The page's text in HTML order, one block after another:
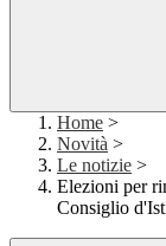
Home >
Novità >
Le notizie >
Elezioni per
Consiglio